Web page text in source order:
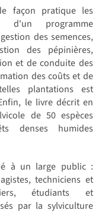
façon pratique les
d'un programme
des semences,
des pépinières,
et de conduite des
des coûts et de
plantations est
le livre décrit en
de 50 espèces
denses humides
à un large public :
techniciens et
étudiants et
par la sylviculture